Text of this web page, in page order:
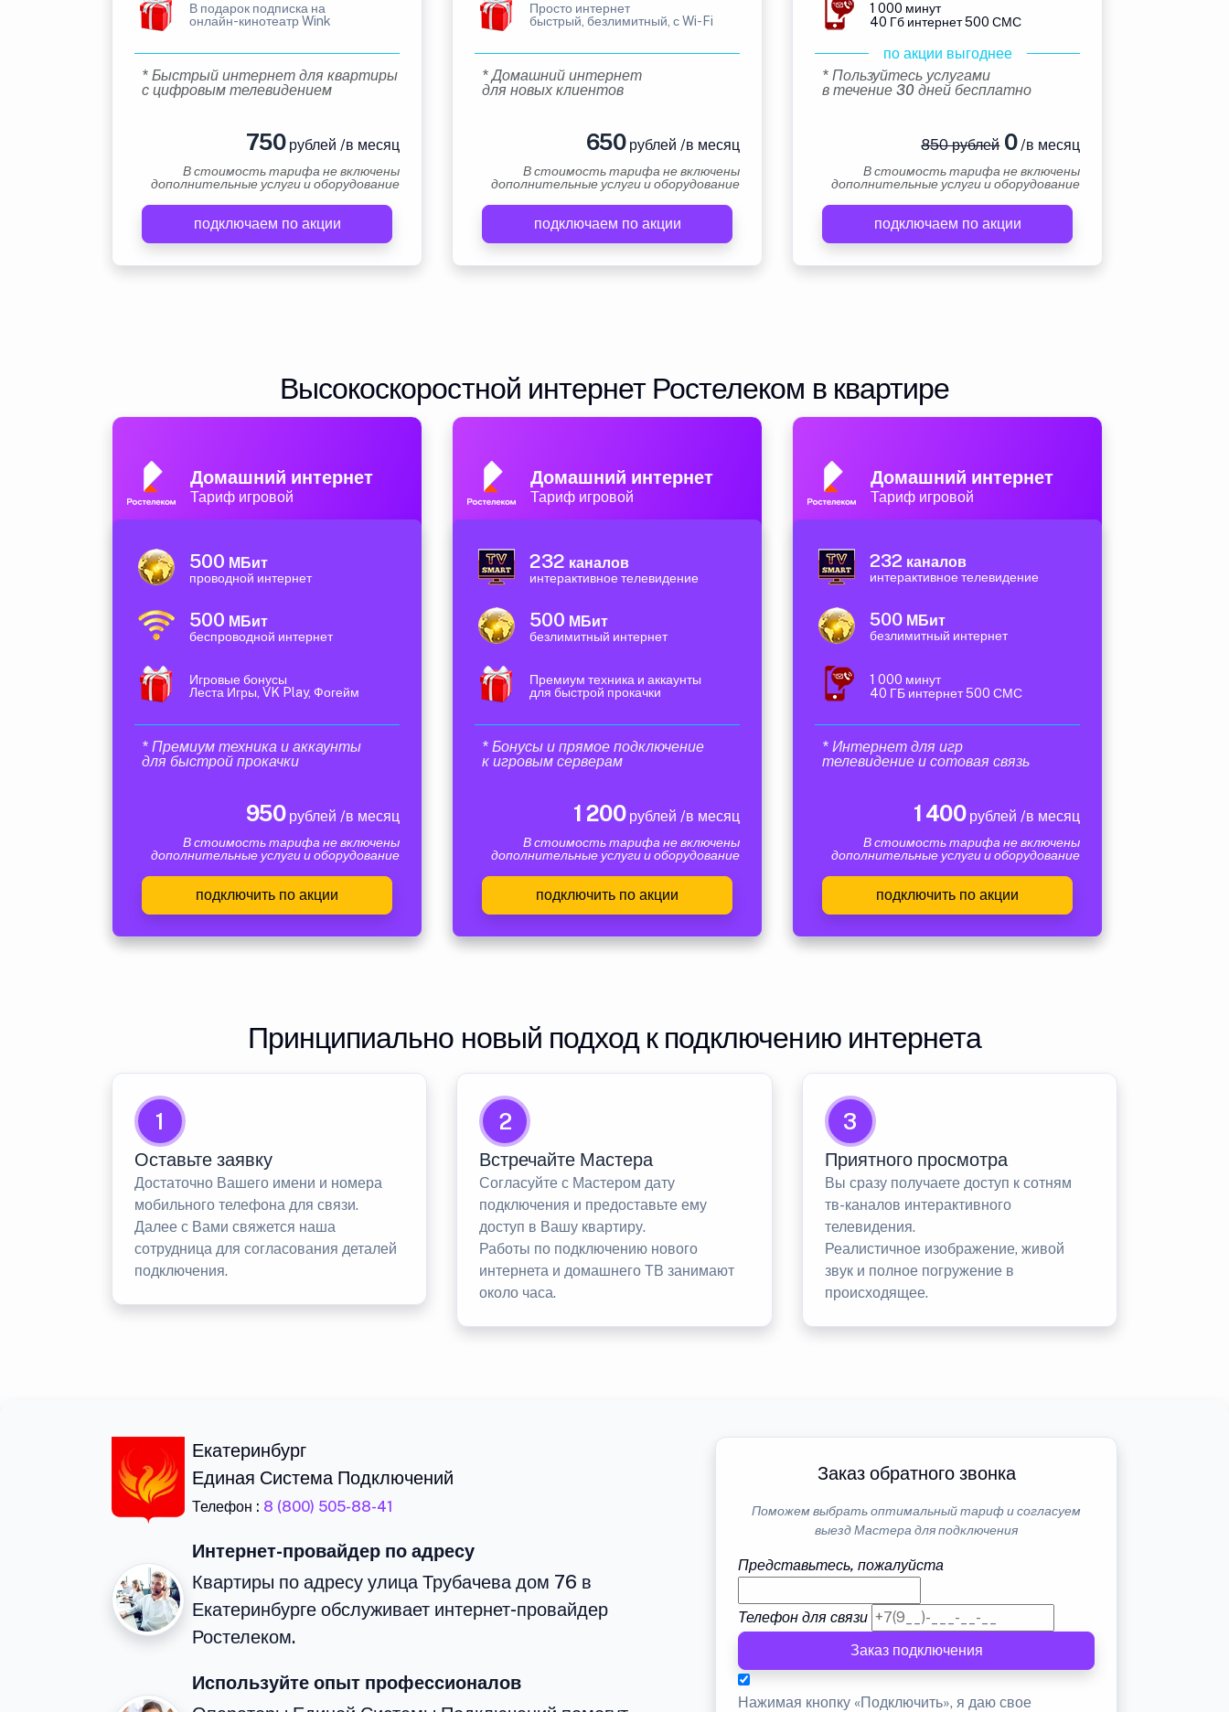
В подарок подписка на
онлайн-кинотеатр Wink
* Быстрый интернет для квартиры
с цифровым телевидением
750рублей /в месяц
В стоимость тарифа не включены
дополнительные услуги и оборудование
подключаем по акции
Просто интернет
быстрый, безлимитный, с Wi-Fi
* Домашний интернет
для новых клиентов
650рублей /в месяц
В стоимость тарифа не включены
дополнительные услуги и оборудование
подключаем по акции
1 000 минут
40 Гб интернет 500 СМС
по акции выгоднее
* Пользуйтесь услугами
в течение 30 дней бесплатно
850 рублей0/в месяц
В стоимость тарифа не включены
дополнительные услуги и оборудование
подключаем по акции
Высокоскоростной интернет Ростелеком в квартире
Домашний интернет
Тариф игровой
500 МБит
проводной интернет
500 МБит
беспроводной интернет
Игровые бонусы
Леста Игры, VK Play, Фогейм
* Премиум техника и аккаунты
для быстрой прокачки
950рублей /в месяц
В стоимость тарифа не включены
дополнительные услуги и оборудование
подключить по акции
Домашний интернет
Тариф игровой
232 каналов
интерактивное телевидение
500 МБит
безлимитный интернет
Премиум техника и аккаунты
для быстрой прокачки
* Бонусы и прямое подключение
к игровым серверам
1 200рублей /в месяц
В стоимость тарифа не включены
дополнительные услуги и оборудование
подключить по акции
Домашний интернет
Тариф игровой
232 каналов
интерактивное телевидение
500 МБит
безлимитный интернет
1 000 минут
40 ГБ интернет 500 СМС
* Интернет для игр
телевидение и сотовая связь
1 400рублей /в месяц
В стоимость тарифа не включены
дополнительные услуги и оборудование
подключить по акции
Принципиально новый подход к подключению интернета
1
Оставьте заявку
Достаточно Вашего имени и номера
мобильного телефона для связи.
Далее с Вами свяжется наша
сотрудница для согласования деталей
подключения.
2
Встречайте Мастера
Согласуйте с Мастером дату
подключения и предоставьте ему
доступ в Вашу квартиру.
Работы по подключению нового
интернета и домашнего ТВ занимают
около часа.
3
Приятного просмотра
Вы сразу получаете доступ к сотням
тв-каналов интерактивного
телевидения.
Реалистичное изображение, живой
звук и полное погружение в
происходящее.
Екатеринбург
Единая Система Подключений
Телефон : 8 (800) 505-88-41
Интернет-провайдер по адресу
Квартиры по адресу улица Трубачева дом 76 в
Екатеринбурге обслуживает интернет-провайдер
Ростелеком.
Используйте опыт профессионалов
Заказ обратного звонка
Поможем выбрать оптимальный тариф и согласуем
выезд Мастера для подключения
Представьтесь, пожалуйста
Телефон для связи
Заказ подключения
Нажимая кнопку «Подключить», я даю свое